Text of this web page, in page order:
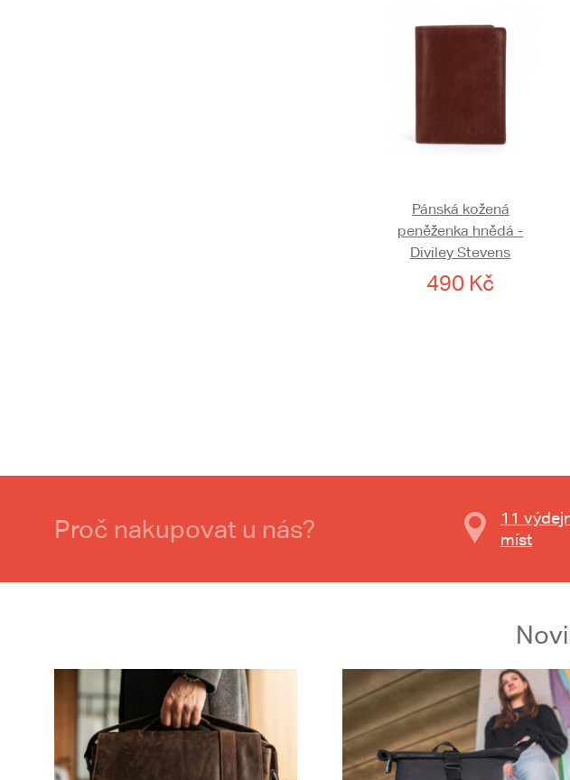
Pánská kožená
peněženka hnědá -
Diviley Stevens
490 Kč
Proč nakupovat u nás?
11
míst